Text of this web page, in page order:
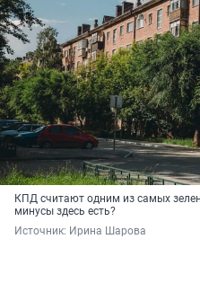
КПД считают одним из самых
минусы здесь есть?
Источник: Ирина Шарова